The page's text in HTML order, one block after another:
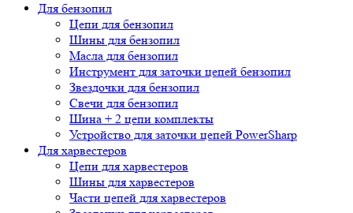
Для бензопил
Цепи для бензопил
Шины для бензопил
Масла для бензопил
Инструмент для заточки цепей бензопил
Звездочки для бензопил
Свечи для бензопил
Шина + 2 цепи комплекты
Устройство для заточки цепей PowerSharp
Для харвестеров
Цепи для харвестеров
Шины для харвестеров
Части цепей для харвестеров